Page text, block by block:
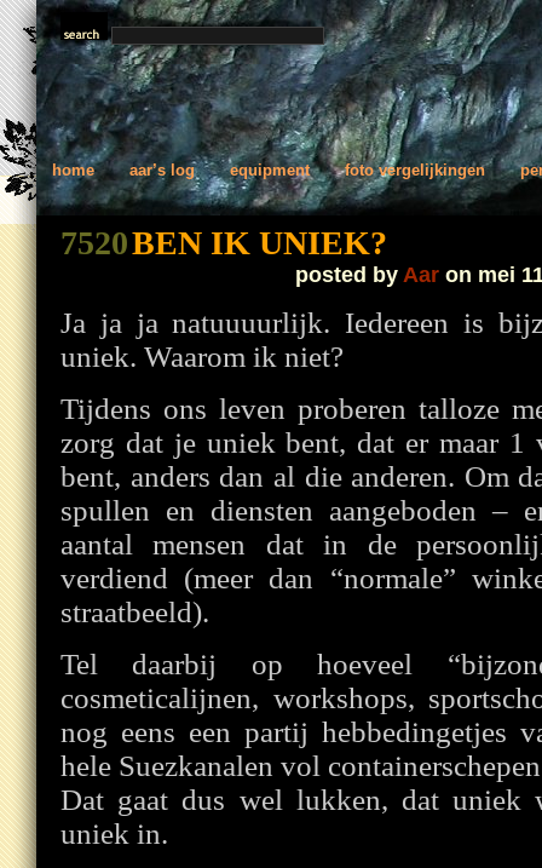
home aar’s log equipment foto vergelijkingen
7520BEN IK UNIEK?
posted by Aaron mei
Ja ja ja natuuuurlijk. Iedereen is
uniek. Waarom ik niet?
Tijdens ons leven proberen talloze
zorg dat je uniek bent, dat er maar 1
bent, anders dan al die anderen. Om
spullen en diensten aangeboden –
aantal mensen dat in de
verdiend (meer dan “normale”
straatbeeld).
Tel daarbij op hoeveel
cosmeticalijnen, workshops,
nog eens een partij hebbedingetjes
hele Suezkanalen vol
Dat gaat dus wel lukken, dat uniek
uniek in.